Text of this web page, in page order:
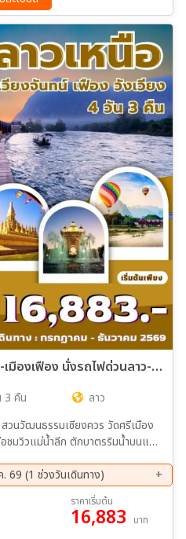
ทัวร์ลาว เวียงจันทน์-วังเวียง-เมืองเฟือง นั่งรถไฟด่วนลาว-จีน 4 วัน 3 คืน (TG)
3 คืน
ลาว
วงเวียงจันทน์
69 (1 ช่วงวันเดินทาง)
ราคาเริ่มต้น
16,883 บาท